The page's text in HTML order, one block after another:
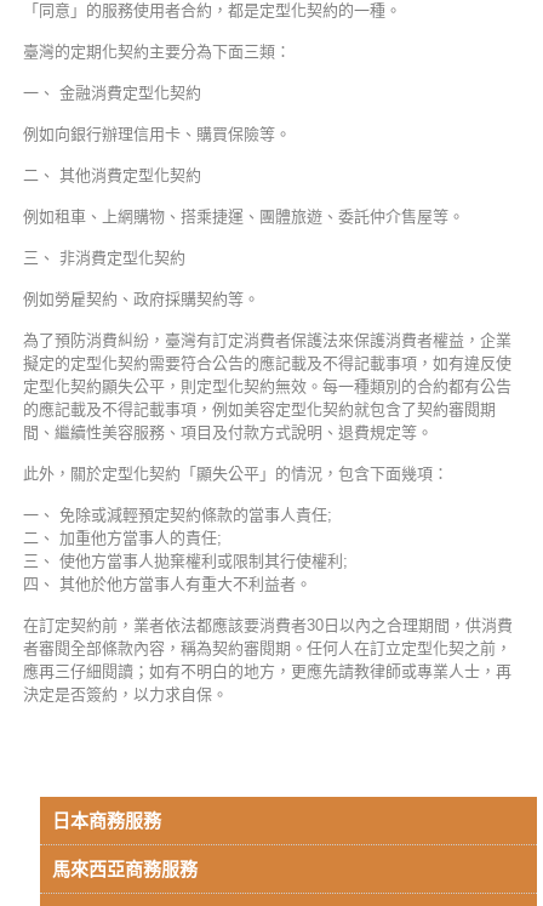
「同意」的服務使用者合約，都是定型化契約的一種。
臺灣的定期化契約主要分為下面三類：
一、 金融消費定型化契約
例如向銀行辦理信用卡、購買保險等。
二、 其他消費定型化契約
例如租車、上網購物、搭乘捷運、團體旅遊、委託仲介售屋等。
三、 非消費定型化契約
例如勞雇契約、政府採購契約等。
為了預防消費糾紛，臺灣有訂定消費者保護法來保護消費者權益，企業
擬定的定型化契約需要符合公告的應記載及不得記載事項，如有違反使
定型化契約顯失公平，則定型化契約無效。每一種類別的合約都有公告
的應記載及不得記載事項，例如美容定型化契約就包含了契約審閱期
間、繼續性美容服務、項目及付款方式說明、退費規定等。
此外，關於定型化契約「顯失公平」的情況，包含下面幾項：
一、 免除或減輕預定契約條款的當事人責任;
二、 加重他方當事人的責任;
三、 使他方當事人拋棄權利或限制其行使權利;
四、 其他於他方當事人有重大不利益者。
在訂定契約前，業者依法都應該要消費者30日以內之合理期間，供消費
者審閱全部條款內容，稱為契約審閱期。任何人在訂立定型化契之前，
應再三仔細閱讀；如有不明白的地方，更應先請教律師或專業人士，再
決定是否簽約，以力求自保。
日本商務服務
馬來西亞商務服務